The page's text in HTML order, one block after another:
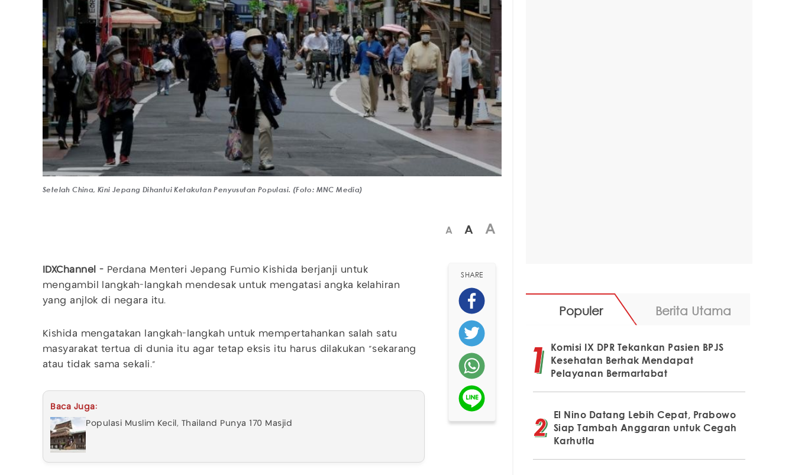
Setelah China, Kini Jepang Dihantui Ketakutan Penyusutan Populasi. (Foto: MNC Media)
A A A
IDXChannel - Perdana Menteri Jepang Fumio Kishida berjanji untuk
mengambil langkah-langkah mendesak untuk mengatasi angka kelahiran
yang anjlok di negara itu.
Kishida mengatakan langkah-langkah untuk mempertahankan salah satu
masyarakat tertua di dunia itu agar tetap eksis itu harus dilakukan "sekarang
atau tidak sama sekali."
Baca Juga:
Populasi Muslim Kecil, Thailand Punya 170 Masjid
SHARE
Populer Berita Utama
Komisi IX DPR Tekankan Pasien BPJS
Kesehatan Berhak Mendapat
Pelayanan Bermartabat
El Nino Datang Lebih Cepat, Prabowo
Siap Tambah Anggaran untuk Cegah
Karhutla